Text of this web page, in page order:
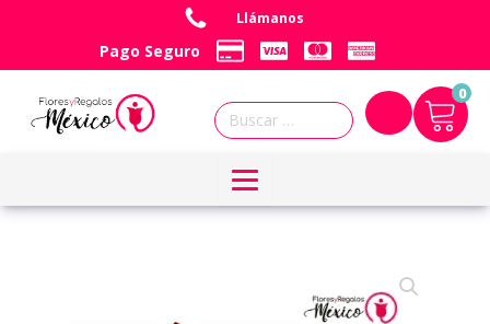
Llámanos
Pago Seguro
Buscar: 0